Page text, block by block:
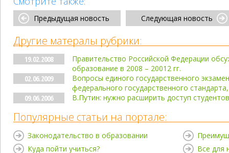
Предыдущая новость Следующая новость
Другие матералы рубрики:
19.02.2008
Правительство Российской Федерации
образование в 2008 – 20012 гг.
02.06.2009
Вопросы единого государственного
федерального государственного
09.06.2006
В.Путин: нужно расширить доступ
Популярные статьи на портале:
Законодательство в образовании
Куда пойти учиться?
Все для